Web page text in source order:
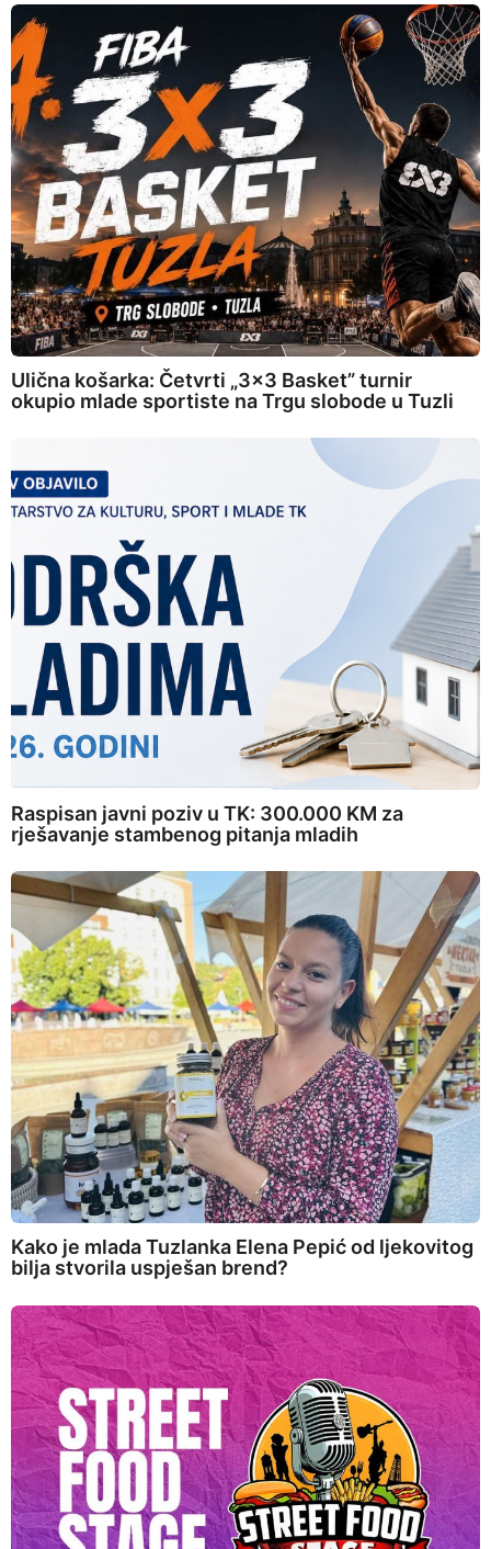
Ulična košarka: Četvrti „3×3 Basket” turnir
okupio mlade sportiste na Trgu slobode u Tuzli
Raspisan javni poziv u TK: 300.000 KM za
rješavanje stambenog pitanja mladih
Kako je mlada Tuzlanka Elena Pepić od ljekovitog
bilja stvorila uspješan brend?